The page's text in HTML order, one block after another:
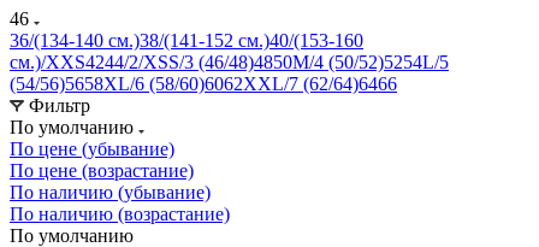
46
36/(134-140 см.)38/(141-152 см.)40/(153-160
см.)/XXS4244/2/XSS/3 (46/48)4850M/4 (50/52)5254L/5
(54/56)5658XL/6 (58/60)6062XXL/7 (62/64)6466
Фильтр
По умолчанию
По цене (убывание)
По цене (возрастание)
По наличию (убывание)
По наличию (возрастание)
По умолчанию